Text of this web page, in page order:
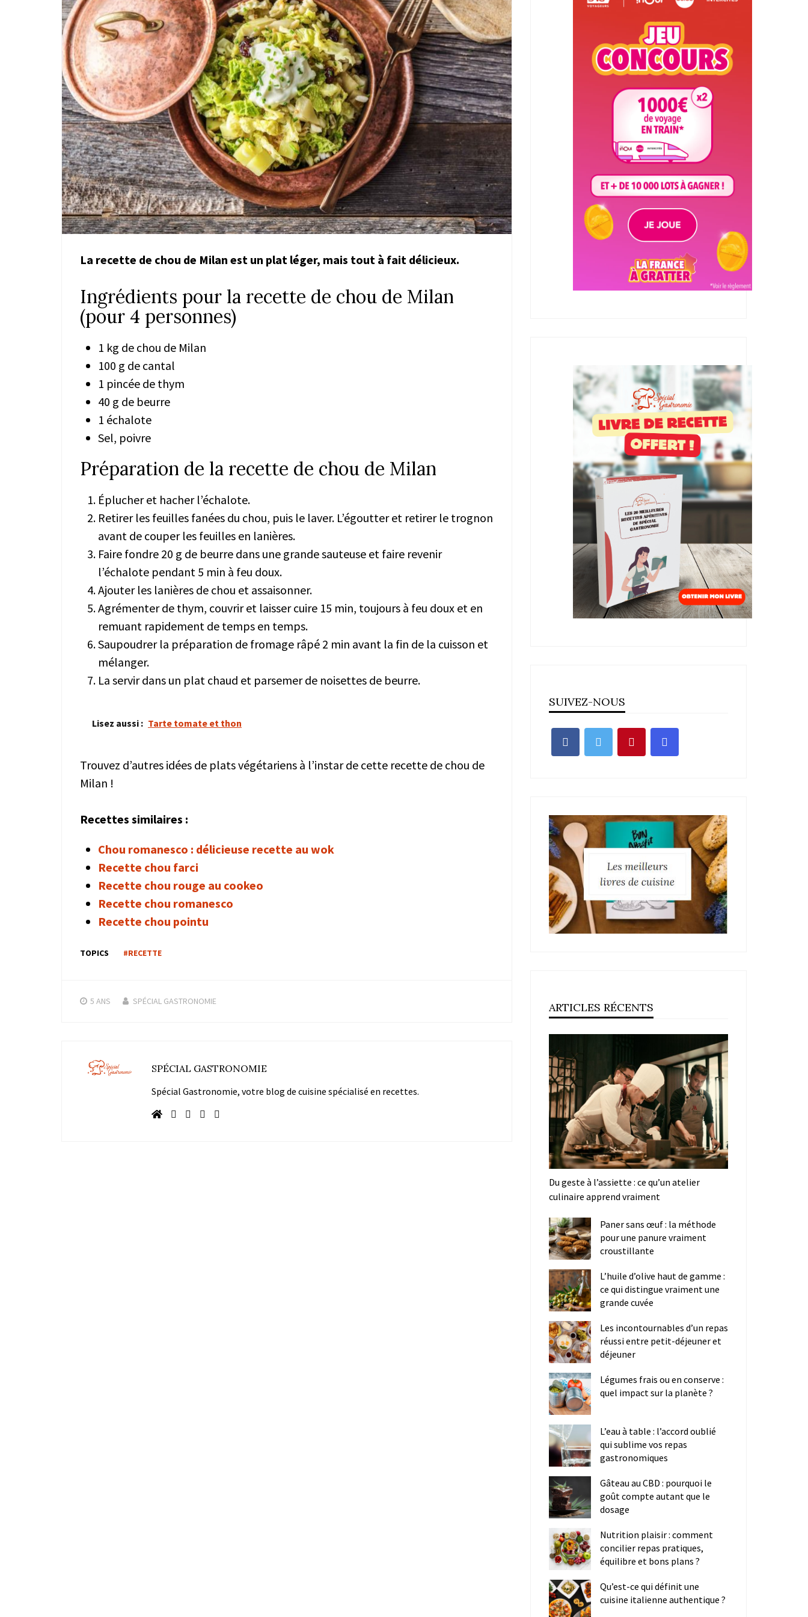
La recette de chou de Milan est un plat léger, mais tout à fait délicieux.
Ingrédients pour la recette de chou de Milan
(pour 4 personnes)
1 kg de chou de Milan
100 g de cantal
1 pincée de thym
40 g de beurre
1 échalote
Sel, poivre
Préparation de la recette de chou de Milan
Éplucher et hacher l’échalote.
Retirer les feuilles fanées du chou, puis le laver. L’égoutter et retirer le trognon
avant de couper les feuilles en lanières.
Faire fondre 20 g de beurre dans une grande sauteuse et faire revenir
l’échalote pendant 5 min à feu doux.
Ajouter les lanières de chou et assaisonner.
Agrémenter de thym, couvrir et laisser cuire 15 min, toujours à feu doux et en
remuant rapidement de temps en temps.
Saupoudrer la préparation de fromage râpé 2 min avant la fin de la cuisson et
mélanger.
La servir dans un plat chaud et parsemer de noisettes de beurre.
Lisez aussi : Tarte tomate et thon
Trouvez d’autres idées de plats végétariens à l’instar de cette recette de chou de
Milan !
Recettes similaires :
Chou romanesco : délicieuse recette au wok
Recette chou farci
Recette chou rouge au cookeo
Recette chou romanesco
Recette chou pointu
TOPICS #RECETTE
5 ANS SPÉCIAL GASTRONOMIE
SPÉCIAL GASTRONOMIE
Spécial Gastronomie, votre blog de cuisine spécialisé en recettes.
SUIVEZ-NOUS
ARTICLES RÉCENTS
Du geste à l’assiette : ce qu’un atelier
culinaire apprend vraiment
Paner sans œuf : la méthode
pour une panure vraiment
croustillante
L’huile d’olive haut de gamme :
ce qui distingue vraiment une
grande cuvée
Les incontournables d’un repas
réussi entre petit-déjeuner et
déjeuner
Légumes frais ou en conserve :
quel impact sur la planète ?
L’eau à table : l’accord oublié
qui sublime vos repas
gastronomiques
Gâteau au CBD : pourquoi le
goût compte autant que le
dosage
Nutrition plaisir : comment
concilier repas pratiques,
équilibre et bons plans ?
Qu’est-ce qui définit une
cuisine italienne authentique ?